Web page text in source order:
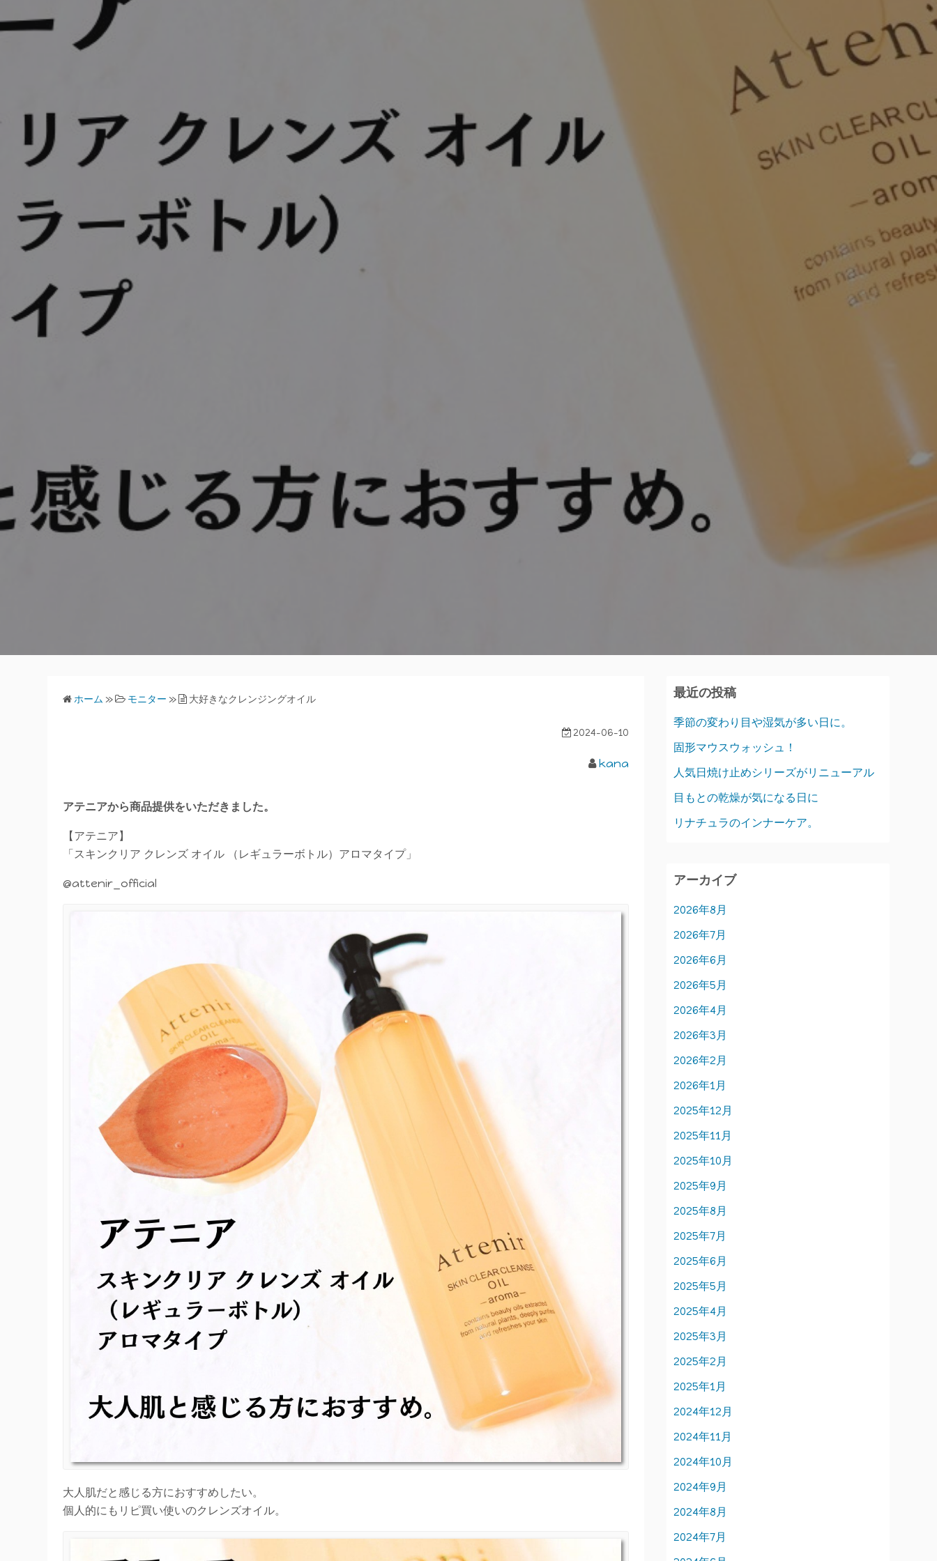
ホーム » モニター » 大好きなクレンジングオイル
2024-06-10
kana
アテニアから商品提供をいただきました。
【アテニア】
「スキンクリア クレンズ オイル （レギュラーボトル）アロマタイプ」
@attenir_official
大人肌だと感じる方におすすめしたい。
個人的にもリピ買い使いのクレンズオイル。
最近の投稿
季節の変わり目や湿気が多い日に。
固形マウスウォッシュ！
人気日焼け止めシリーズがリニューアル
目もとの乾燥が気になる日に
リナチュラのインナーケア。
アーカイブ
2026年8月
2026年7月
2026年6月
2026年5月
2026年4月
2026年3月
2026年2月
2026年1月
2025年12月
2025年11月
2025年10月
2025年9月
2025年8月
2025年7月
2025年6月
2025年5月
2025年4月
2025年3月
2025年2月
2025年1月
2024年12月
2024年11月
2024年10月
2024年9月
2024年8月
2024年7月